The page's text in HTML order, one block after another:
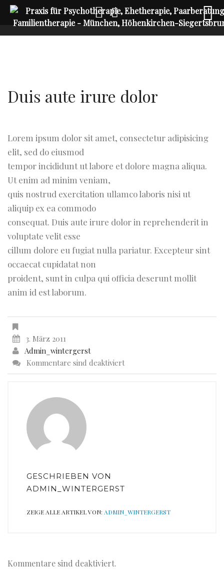
Duis aute irure dolor
Lorem ipsum dolor sit amet, consectetur adipisicing
elit, sed do eiusmod
tempor incididunt ut labore et dolore magna aliqua.
Ut enim ad minim veniam,
quis nostrud exercitation ullamco laboris nisi ut
aliquip ex ea commodo
consequat. Duis aute irure dolor in reprehenderit in
voluptate velit esse
cillum dolore eu fugiat nulla pariatur. Excepteur sint
occaecat cupidatat non
proident, sunt in culpa qui officia deserunt mollit
anim id est laborum.
3. März 2011
Admin_wintergerst
Kommentare sind deaktiviert
GESCHRIEBEN VON
ADMIN_WINTERGERST
ZEIGE ALLE ARTIKEL VON: ADMIN_WINTERGERST
Kommentare sind deaktiviert.